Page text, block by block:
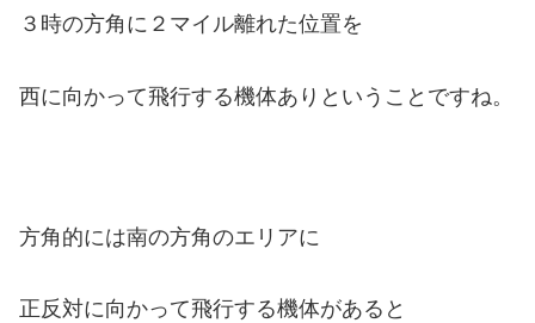
３時の方角に２マイル離れた位置を
西に向かって飛行する機体ありということですね。
方角的には南の方角のエリアに
正反対に向かって飛行する機体があると